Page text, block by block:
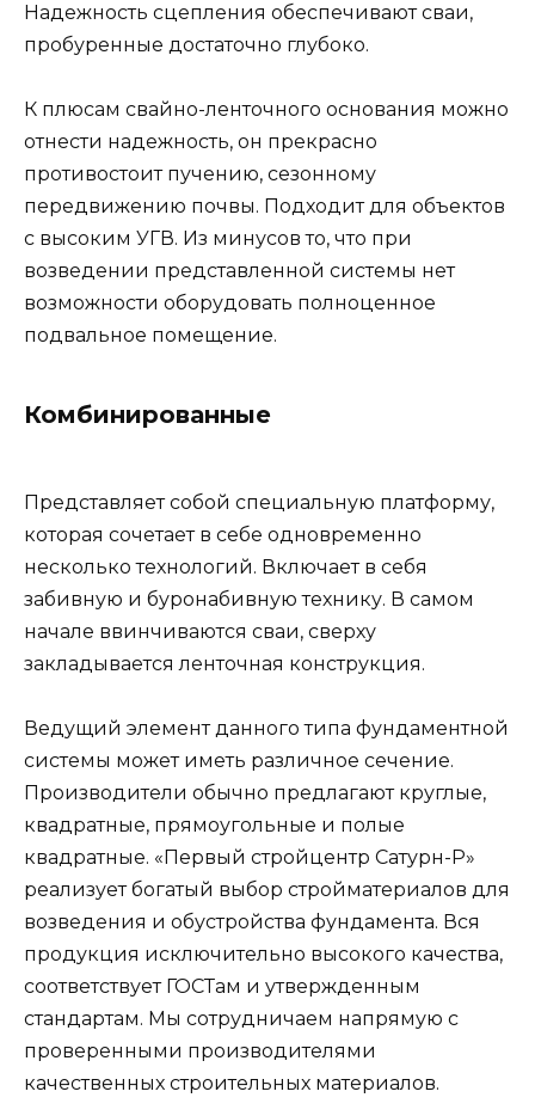
Надежность сцепления обеспечивают сваи,
пробуренные достаточно глубоко.
К плюсам свайно-ленточного основания можно
отнести надежность, он прекрасно
противостоит пучению, сезонному
передвижению почвы. Подходит для объектов
с высоким УГВ. Из минусов то, что при
возведении представленной системы нет
возможности оборудовать полноценное
подвальное помещение.
Комбинированные
Представляет собой специальную платформу,
которая сочетает в себе одновременно
несколько технологий. Включает в себя
забивную и буронабивную технику. В самом
начале ввинчиваются сваи, сверху
закладывается ленточная конструкция.
Ведущий элемент данного типа фундаментной
системы может иметь различное сечение.
Производители обычно предлагают круглые,
квадратные, прямоугольные и полые
квадратные. «Первый стройцентр Сатурн-Р»
реализует богатый выбор стройматериалов для
возведения и обустройства фундамента. Вся
продукция исключительно высокого качества,
соответствует ГОСТам и утвержденным
стандартам. Мы сотрудничаем напрямую с
проверенными производителями
качественных строительных материалов.